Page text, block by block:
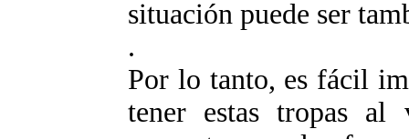
situación puede ser
.
Por lo tanto, es fácil
tener estas tropas al